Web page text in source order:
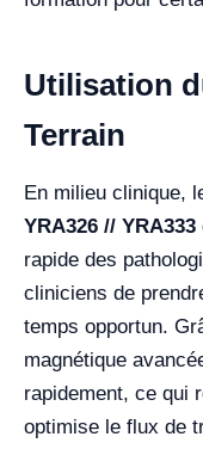
Utilisation
Terrain
En milieu clinique,
YRA326 // YRA333
rapide des
cliniciens de
temps opportun.
magnétique
rapidement, ce qui
optimise le flux de